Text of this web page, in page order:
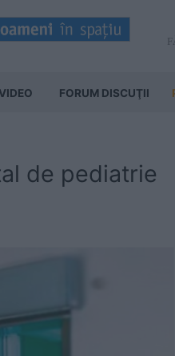
FORUM DISCUŢII
de pediatrie